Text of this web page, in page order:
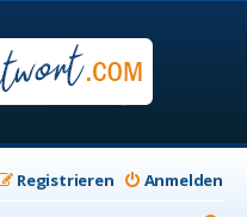
Anmelden
Registrieren